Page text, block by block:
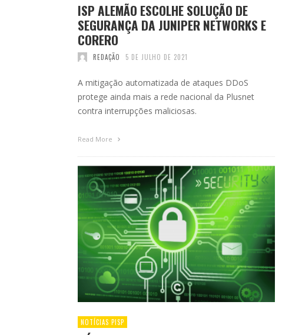
ISP ALEMÃO ESCOLHE SOLUÇÃO DE
SEGURANÇA DA JUNIPER NETWORKS E
CORERO
REDAÇÃO 5 DE JULHO DE 2021
A mitigação automatizada de ataques DDoS
protege ainda mais a rede nacional da Plusnet
contra interrupções maliciosas.
Read More
NOTÍCIAS PISP